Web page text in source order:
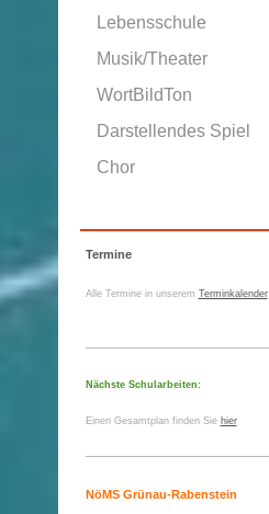
Lebensschule
Musik/Theater
WortBildTon
Darstellendes Spiel
Chor
Termine
Alle Termine in unserem Terminkalender
Nächste Schularbeiten:
Einen Gesamtplan finden Sie hier
NöMS Grünau-Rabenstein